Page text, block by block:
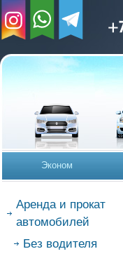
Эконом
Аренда и прокат
автомобилей
Без водителя